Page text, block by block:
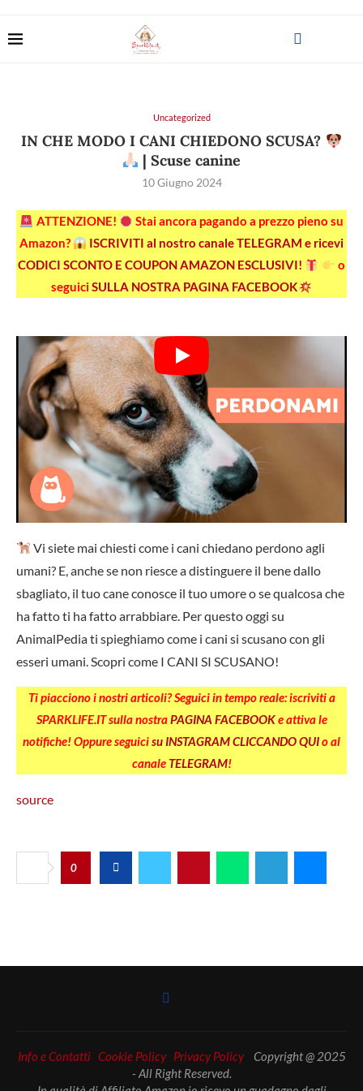
Uncategorized
IN CHE MODO I CANI CHIEDONO SCUSA?
| Scuse canine
10 Giugno 2024
ATTENZIONE!
Stai ancora pagando a prezzo pieno su
Amazon?
ISCRIVITI al nostro canale TELEGRAM e ricevi
CODICI SCONTO E COUPON AMAZON ESCLUSIVI!
o
seguiciSULLA NOSTRA PAGINA FACEBOOK
Vi siete mai chiesti come i cani chiedano perdono agli
umani? E, anche se non riesce a distinguere il bene dallo
sbagliato, il tuo cane conosce il tuo umore o se qualcosa che
ha fatto ti ha fatto arrabbiare. Per questo oggi su
AnimalPedia ti spieghiamo come i cani si scusano con gli
esseri umani. Scopri come I CANI SI SCUSANO!
Ti piacciono i nostri articoli? Seguici in tempo reale: iscriviti a
SPARKLIFE.IT sulla nostraPAGINA FACEBOOKe attiva le
notifiche! Oppure seguicisu INSTAGRAM CLICCANDO QUIo al
canale TELEGRAM!
source
0
Info e Contatti Cookie Policy Privacy PolicyCopyright @ 2025
- All Right Reserved.